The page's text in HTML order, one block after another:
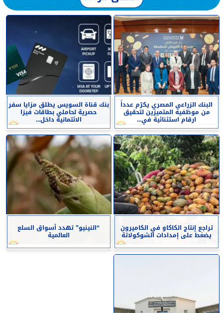
البنك الزراعي المصري يكرّم عدداً
من موظفيه المتميزين لتحقيق
ارقام استثنائية في...
بنك قناة السويس يطلق مزايا سفر
حصرية لحاملي بطاقات فيزا
الائتمانية داخل...
تراجع إنتاج الكاكاو في الكاميرون
يضغط على إمدادات الشوكولاتة
“النينيو” تهدد أسواق السلع
العالمية